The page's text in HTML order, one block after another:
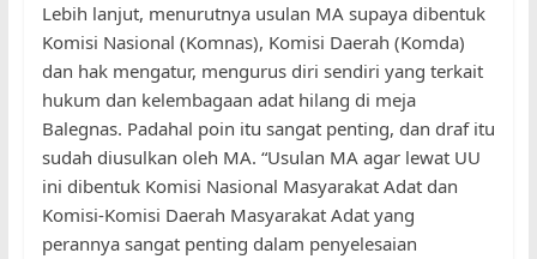
Lebih lanjut, menurutnya usulan MA supaya dibentuk
Komisi Nasional (Komnas), Komisi Daerah (Komda)
dan hak mengatur, mengurus diri sendiri yang terkait
hukum dan kelembagaan adat hilang di meja
Balegnas. Padahal poin itu sangat penting, dan draf itu
sudah diusulkan oleh MA. “Usulan MA agar lewat UU
ini dibentuk Komisi Nasional Masyarakat Adat dan
Komisi-Komisi Daerah Masyarakat Adat yang
perannya sangat penting dalam penyelesaian